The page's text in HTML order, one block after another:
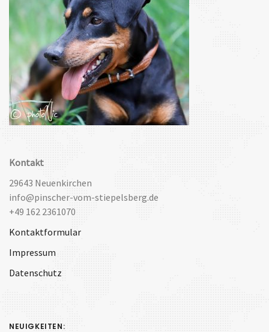
Kontakt
29643 Neuenkirchen
info@pinscher-vom-stiepelsberg.de
+49 162 2361070
Kontaktformular
Impressum
Datenschutz
NEUIGKEITEN: